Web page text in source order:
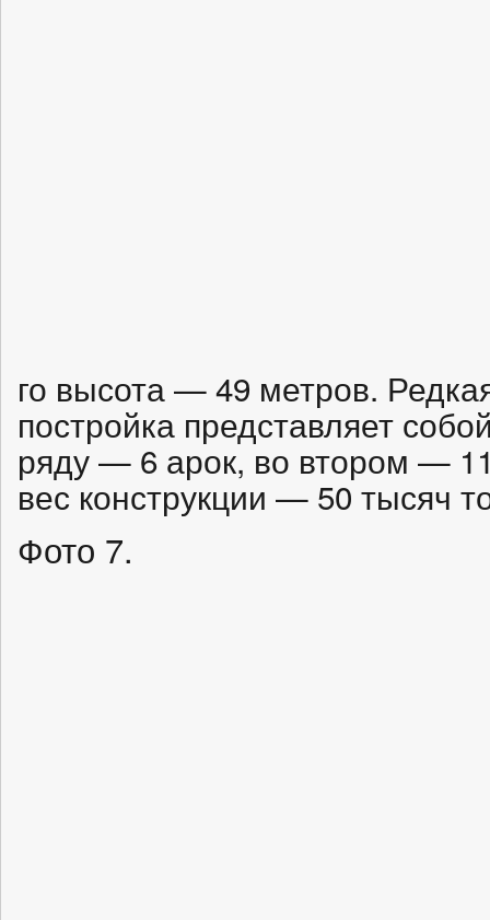
го высота — 49 метров.
постройка представляет
ряду — 6 арок, во втором —
вес конструкции — 50 тысяч
Фото 7.